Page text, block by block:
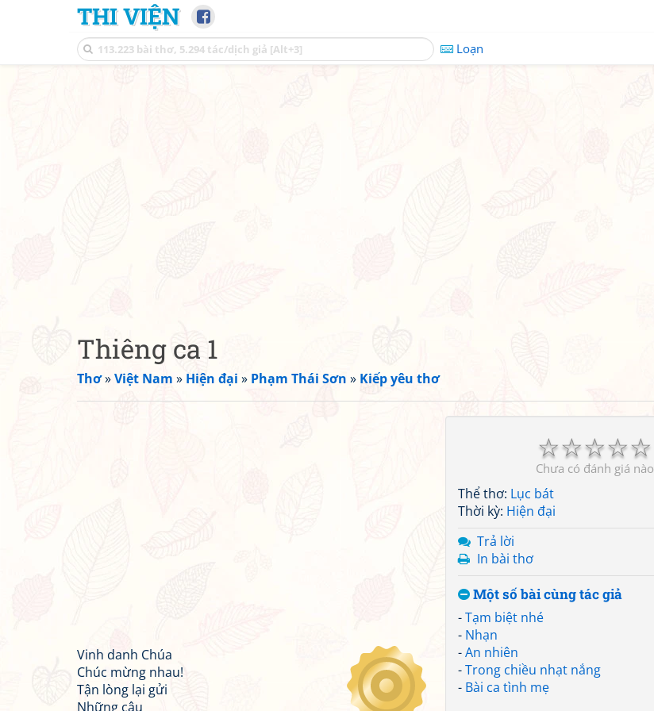
THI VIỆN
Loạn
Thiêng ca 1
Thơ»Việt Nam » Hiện đại » Phạm Thái Sơn » Kiếp yêu thơ
☆
☆
☆
☆
☆
Chưa có đánh giá nào
Thể thơ: Lục bát
Thời kỳ: Hiện đại
Trả lời
In bài thơ
Một số bài cùng tác giả
-Tạm biệt nhé
- Nhạn
-An nhiên
-Trong chiều nhạt nắng
- Bài ca tình mẹ
Vinh danh Chúa
Chúc mừng nhau!
Tận lòng lại gửi
Những câu